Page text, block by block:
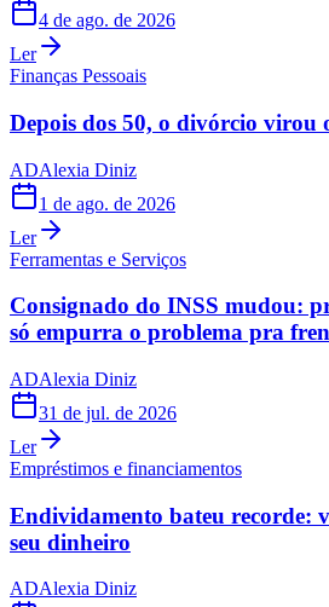
4 de ago. de 2026
Ler
Finanças Pessoais
Depois dos 50, o divórcio virou
ADAlexia Diniz
1 de ago. de 2026
Ler
Ferramentas e Serviços
Consignado do INSS mudou:
só empurra o problema pra
ADAlexia Diniz
31 de jul. de 2026
Ler
Empréstimos e financiamentos
Endividamento bateu recorde:
seu dinheiro
ADAlexia Diniz